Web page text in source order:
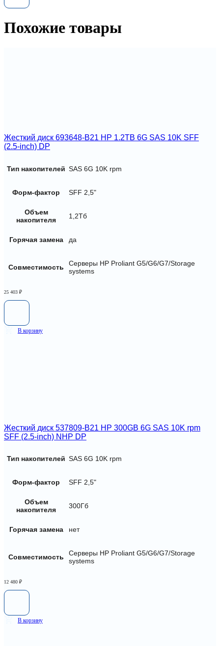
15K
SAS
Похожие товары
Жесткий диск 693648-B21 HP 1.2TB 6G SAS 10K SFF
(2.5-inch) DP
Тип накопителей SAS 6G 10K rpm
Форм-фактор SFF 2,5"
Объем
накопителя
1,2Тб
Горячая замена да
Совместимость
Серверы HP Proliant G5/G6/G7/Storage
systems
25 403 ₽
В корзину
Жесткий диск 537809-B21 HP 300GB 6G SAS 10K rpm
SFF (2.5-inch) NHP DP
Тип накопителей SAS 6G 10K rpm
Форм-фактор SFF 2,5"
Объем
накопителя
300Гб
Горячая замена нет
Совместимость
Серверы HP Proliant G5/G6/G7/Storage
systems
12 480 ₽
В корзину